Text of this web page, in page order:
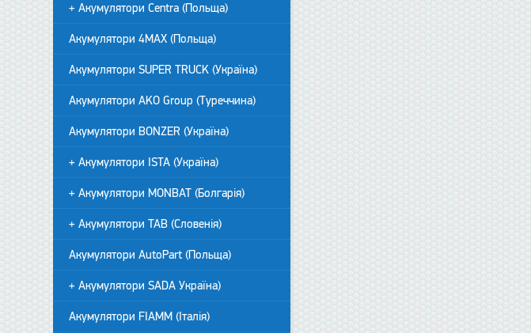
+ Акумулятори Centra (Польща)
Акумулятори 4MAX (Польща)
Акумулятори SUPER TRUCK (Україна)
Акумулятори AKO Group (Туреччина)
Акумулятори BONZER (Україна)
+ Акумулятори ISTA (Україна)
+ Акумулятори MONBAT (Болгарія)
+ Акумулятори TAB (Словенія)
Акумулятори AutoPart (Польща)
+ Акумулятори SADA Україна)
Акумулятори FIAMM (Італія)